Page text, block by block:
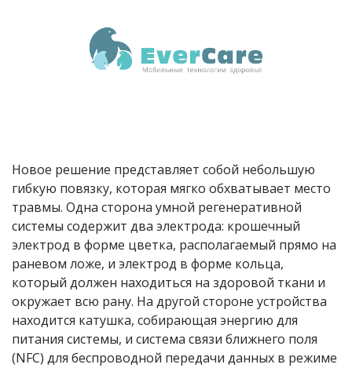
Новое решение представляет собой небольшую
гибкую повязку, которая мягко обхватывает место
травмы. Одна сторона умной регенеративной
системы содержит два электрода: крошечный
электрод в форме цветка, располагаемый прямо на
раневом ложе, и электрод в форме кольца,
который должен находиться на здоровой ткани и
окружает всю рану. На другой стороне устройства
находится катушка, собирающая энергию для
питания системы, и система связи ближнего поля
(NFC) для беспроводной передачи данных в режиме